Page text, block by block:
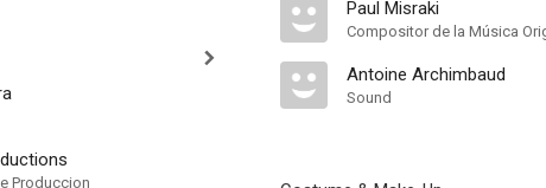
Produccion
Paul Misraki
Compositor de la Música
Antoine Archimbaud
Sound